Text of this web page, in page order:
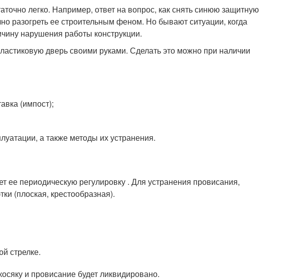
легко. Например, ответ на вопрос, как снять синюю защитную
разогреть ее строительным феном. Но бывают ситуации, когда
нарушения работы конструкции.
дверь своими руками. Сделать это можно при наличии
(импост);
а также методы их устранения.
ее периодическую регулировку . Для устранения провисания,
(плоская, крестообразная).
стрелке.
и провисание будет ликвидировано.